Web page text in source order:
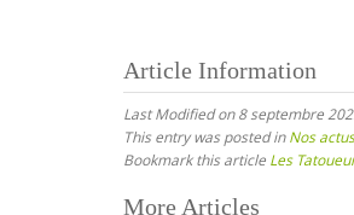
Article Information
Last Modified on 8 septembre
This entry was posted inNos actus
Bookmark this article Les
More Articles